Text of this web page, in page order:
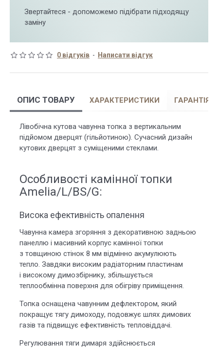
Звертайтеся - допоможемо підібрати підходящу
заміну
0 відгуків - Написати відгук
ОПИС ТОВАРУ ХАРАКТЕРИСТИКИ ГАРАНТІЯ
Лівобічна кутова чавунна топка з вертикальним
підйомом дверцят (гільйотиною). Сучасний дизайн
кутових дверцят з суміщеними стеклами.
Особливості камінної топки
Amelia/L/BS/G:
Висока ефективність опалення
Чавунна камера згоряння з декоративною задньою
панеллю і масивний корпус камінної топки
з товщиною стінок 8 мм відмінно акумулюють
тепло. Завдяки високим радіаторним пластинам
і високому димозбірнику, збільшується
теплообмінна поверхня для обігріву приміщення.
Топка оснащена чавунним дефлектором, який
покращує тягу димоходу, подовжує шлях димових
газів та підвищує ефективність тепловіддачі.
Регулювання тяги димаря здійснюється